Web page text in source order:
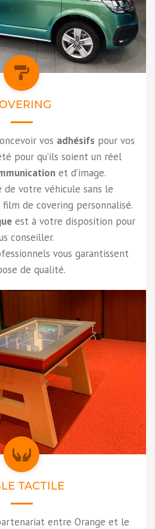
vos adhésifs pour vos
pour qu’ils soient un réel
et d’image.
de votre véhicule sans le
de covering personnalisé.
est à votre disposition pour
conseiller.
vous garantissent
de qualité.
TACTILE
entre Orange et le